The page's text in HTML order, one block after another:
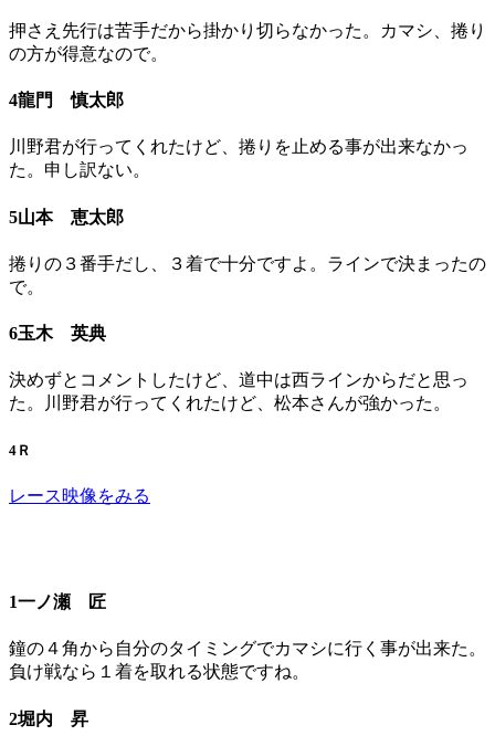
押さえ先行は苦手だから掛かり切らなかった。カマシ、捲り
の方が得意なので。
4龍門 慎太郎
川野君が行ってくれたけど、捲りを止める事が出来なかっ
た。申し訳ない。
5山本 恵太郎
捲りの３番手だし、３着で十分ですよ。ラインで決まったの
で。
6玉木 英典
決めずとコメントしたけど、道中は西ラインからだと思っ
た。川野君が行ってくれたけど、松本さんが強かった。
4Ｒ
レース映像をみる
1一ノ瀬 匠
鐘の４角から自分のタイミングでカマシに行く事が出来た。
負け戦なら１着を取れる状態ですね。
2堀内 昇